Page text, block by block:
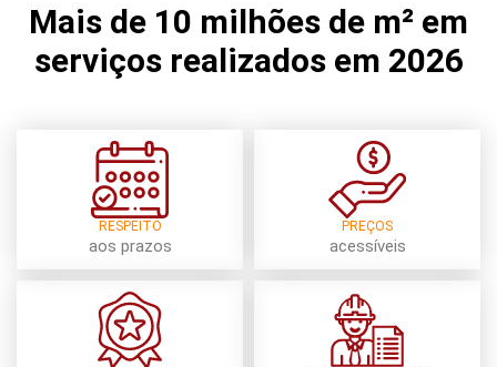
Mais de 10 milhões de m² em
serviços realizados em 2026
RESPEITO
aos prazos
PREÇOS
acessíveis